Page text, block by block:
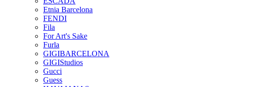
Etnia Barcelona
FENDI
Fila
For Art's Sake
Furla
GIGIBARCELONA
GIGIStudios
Gucci
Guess